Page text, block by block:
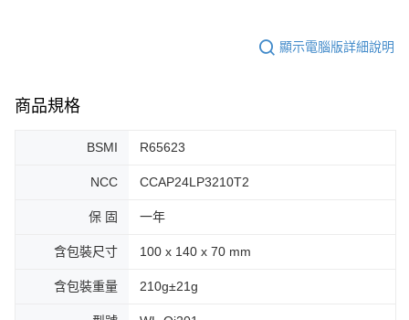
顯示電腦版詳細說明
商品規格
BSMI R65623
NCC CCAP24LP3210T2
保 固 一年
含包裝尺寸 100 x 140 x 70 mm
含包裝重量 210g±21g